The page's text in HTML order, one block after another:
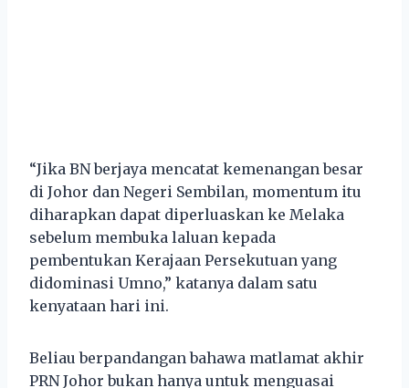
“Jika BN berjaya mencatat kemenangan besar
di Johor dan Negeri Sembilan, momentum itu
diharapkan dapat diperluaskan ke Melaka
sebelum membuka laluan kepada
pembentukan Kerajaan Persekutuan yang
didominasi Umno,” katanya dalam satu
kenyataan hari ini.
Beliau berpandangan bahawa matlamat akhir
PRN Johor bukan hanya untuk menguasai